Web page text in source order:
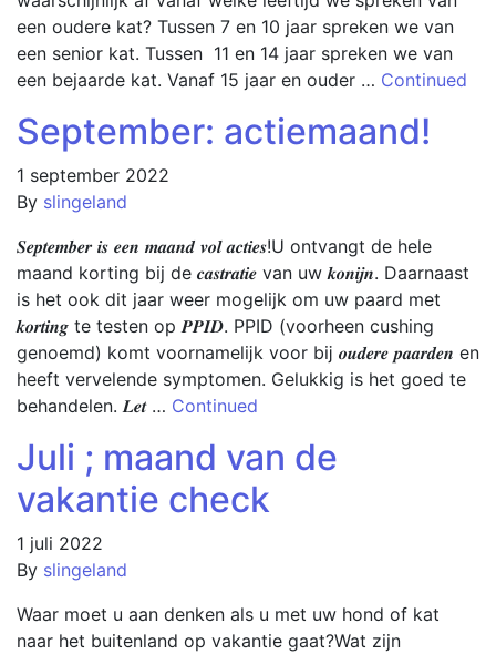
een oudere kat? Tussen 7 en 10 jaar spreken we van
een senior kat. Tussen 11 en 14 jaar spreken we van
een bejaarde kat. Vanaf 15 jaar en ouder … Continued
September: actiemaand!
1 september 2022
By slingeland
𝑺𝒆𝒑𝒕𝒆𝒎𝒃𝒆𝒓 𝒊𝒔 𝒆𝒆𝒏 𝒎𝒂𝒂𝒏𝒅 𝒗𝒐𝒍 𝒂𝒄𝒕𝒊𝒆𝒔!U ontvangt de hele
maand korting bij de 𝒄𝒂𝒔𝒕𝒓𝒂𝒕𝒊𝒆 van uw 𝒌𝒐𝒏𝒊𝒋𝒏. Daarnaast
is het ook dit jaar weer mogelijk om uw paard met
𝒌𝒐𝒓𝒕𝒊𝒏𝒈 te testen op 𝑷𝑷𝑰𝑫. PPID (voorheen cushing
genoemd) komt voornamelĳk voor bĳ 𝒐𝒖𝒅𝒆𝒓𝒆 𝒑𝒂𝒂𝒓𝒅𝒆𝒏 en
heeft vervelende symptomen. Gelukkig is het goed te
behandelen. 𝑳𝒆𝒕 … Continued
Juli ; maand van de
vakantie check
1 juli 2022
By slingeland
Waar moet u aan denken als u met uw hond of kat
naar het buitenland op vakantie gaat?Wat zijn